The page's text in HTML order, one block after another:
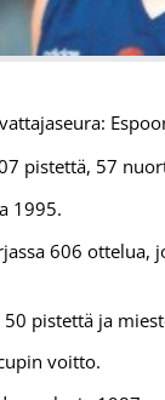
pistettä, 57
1995.
606 ottelua,
pistettä ja
voitto.